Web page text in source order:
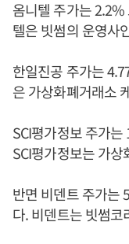
옴니텔 주가는
텔은 빗썸의 운영사
한일진공 주가는
은 가상화폐거래소
SCI평가정보 주가
SCI평가정보는 가
반면 비덴트 주가는
다. 비덴트는 빗썸